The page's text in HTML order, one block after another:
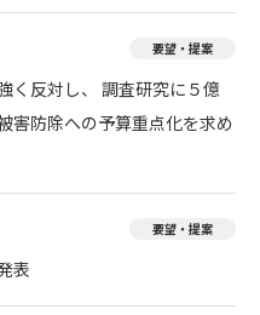
要望・提案
く反対し、 調査研究に５億
害防除への予算重点化を求め
要望・提案
表